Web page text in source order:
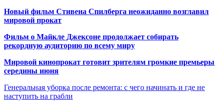
Новый фильм Стивена Спилберга неожиданно возглавил
мировой прокат
Фильм о Майкле Джексоне продолжает собирать
рекордную аудиторию по всему миру
Мировой кинопрокат готовит зрителям громкие премьеры
середины июня
Генеральная уборка после ремонта: с чего начинать и где не
наступить на грабли